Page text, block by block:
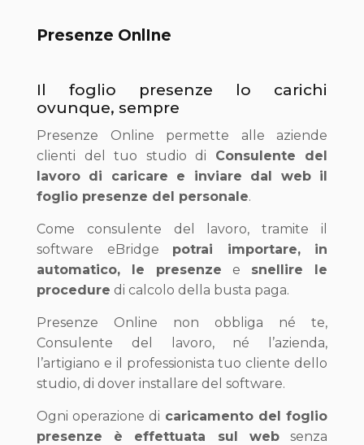
Presenze OnlIne
Il foglio presenze lo carichi
ovunque, sempre
Presenze Online permette alle aziende
clienti del tuo studio di Consulente del
lavoro di caricare e inviare dal web il
foglio presenze del personale.
Come consulente del lavoro, tramite il
software eBridge potrai importare, in
automatico, le presenze e snellire le
procedure di calcolo della busta paga.
Presenze Online non obbliga né te,
Consulente del lavoro, né l’azienda,
l’artigiano e il professionista tuo cliente dello
studio, di dover installare del software.
Ogni operazione di caricamento del foglio
presenze è effettuata sul websenza